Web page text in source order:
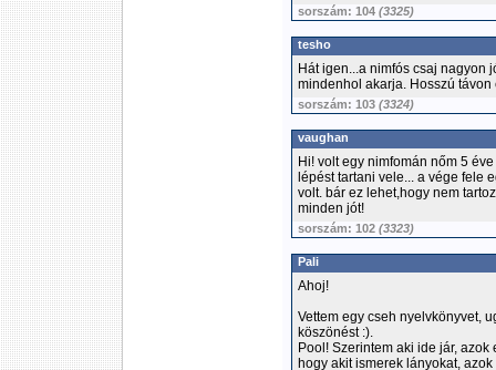
sorszám: 104 (3325)
tesho
Hát igen...a nimfós csaj nagyon
mindenhol akarja. Hosszú
sorszám: 103 (3324)
vaughan
Hi! volt egy nimfomán nőm 5
lépést tartani vele... a vége fele
volt. bár ez lehet,hogy nem
minden jót!
sorszám: 102 (3323)
Pali
Ahoj!
Vettem egy cseh nyelvkönyvet,
köszönést :).
Pool! Szerintem aki ide jár,
hogy akit ismerek lányokat,